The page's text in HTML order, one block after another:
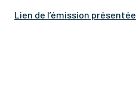
Lien de l’émission